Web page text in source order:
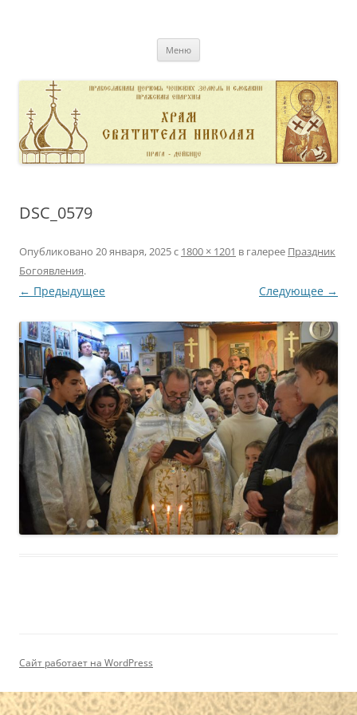
Меню
DSC_0579
Опубликовано 20 января, 2025с 1800 × 1201 в галерее Праздник
Богоявления.
← Предыдущее Следующее →
Сайт работает на WordPress